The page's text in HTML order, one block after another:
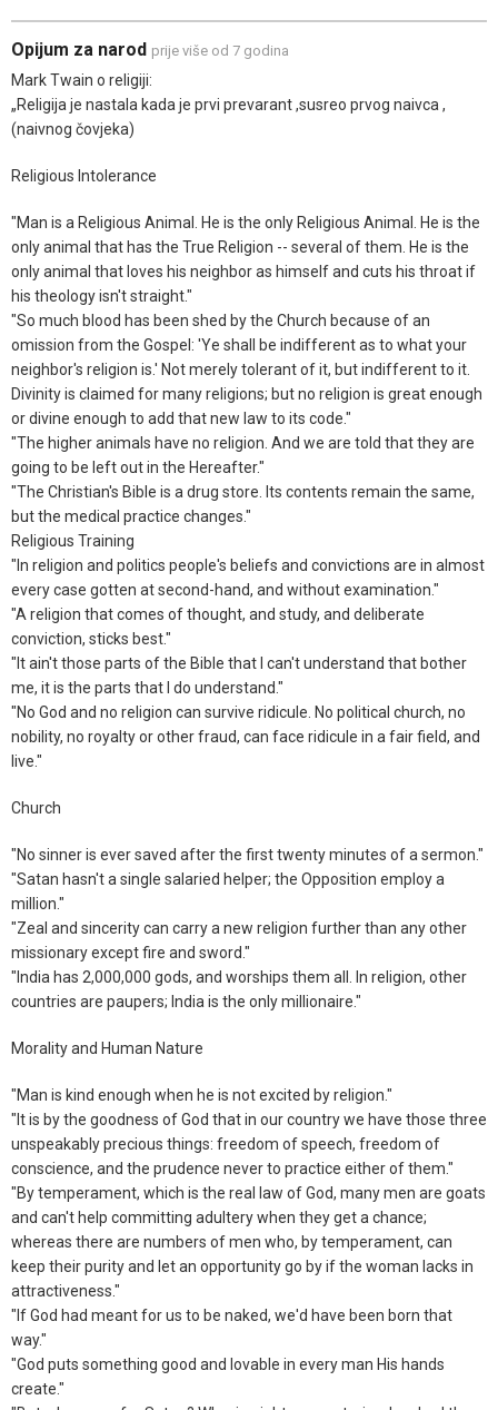
Opijum za narod prije više od 7 godina
Mark Twain o religiji:
„Religija je nastala kada je prvi prevarant ,susreo prvog naivca ,
(naivnog čovjeka)
Religious Intolerance
"Man is a Religious Animal. He is the only Religious Animal. He is the
only animal that has the True Religion -- several of them. He is the
only animal that loves his neighbor as himself and cuts his throat if
his theology isn't straight."
"So much blood has been shed by the Church because of an
omission from the Gospel: 'Ye shall be indifferent as to what your
neighbor's religion is.' Not merely tolerant of it, but indifferent to it.
Divinity is claimed for many religions; but no religion is great enough
or divine enough to add that new law to its code."
"The higher animals have no religion. And we are told that they are
going to be left out in the Hereafter."
"The Christian's Bible is a drug store. Its contents remain the same,
but the medical practice changes."
Religious Training
"In religion and politics people's beliefs and convictions are in almost
every case gotten at second-hand, and without examination."
"A religion that comes of thought, and study, and deliberate
conviction, sticks best."
"It ain't those parts of the Bible that I can't understand that bother
me, it is the parts that I do understand."
"No God and no religion can survive ridicule. No political church, no
nobility, no royalty or other fraud, can face ridicule in a fair field, and
live."
Church
"No sinner is ever saved after the first twenty minutes of a sermon."
"Satan hasn't a single salaried helper; the Opposition employ a
million."
"Zeal and sincerity can carry a new religion further than any other
missionary except fire and sword."
"India has 2,000,000 gods, and worships them all. In religion, other
countries are paupers; India is the only millionaire."
Morality and Human Nature
"Man is kind enough when he is not excited by religion."
"It is by the goodness of God that in our country we have those three
unspeakably precious things: freedom of speech, freedom of
conscience, and the prudence never to practice either of them."
"By temperament, which is the real law of God, many men are goats
and can't help committing adultery when they get a chance;
whereas there are numbers of men who, by temperament, can
keep their purity and let an opportunity go by if the woman lacks in
attractiveness."
"If God had meant for us to be naked, we'd have been born that
way."
"God puts something good and lovable in every man His hands
create."